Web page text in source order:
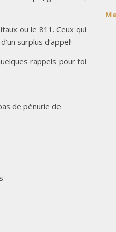
ou le 811. Ceux qui
surplus d’appel!
rappels pour toi
de pénurie de